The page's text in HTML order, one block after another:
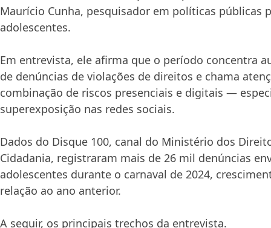
Maurício Cunha, pesquisador em políticas públicas
adolescentes.
Em entrevista, ele afirma que o período concentra
de denúncias de violações de direitos e chama
combinação de riscos presenciais e digitais —
superexposição nas redes sociais.
Dados do Disque 100, canal do Ministério dos
Cidadania, registraram mais de 26 mil denúncias
adolescentes durante o carnaval de 2024,
relação ao ano anterior.
A seguir, os principais trechos da entrevista.